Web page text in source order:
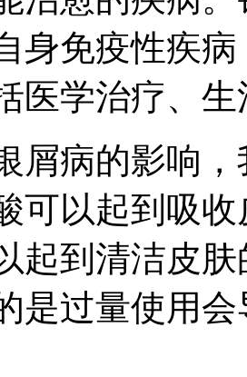
身免疫性疾
医学治疗、
屑病的影响
可以起到吸
起到清洁皮
是过量使用